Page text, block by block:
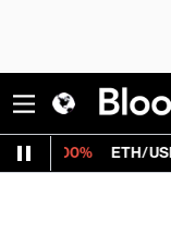
ETH/USD 1,914.025